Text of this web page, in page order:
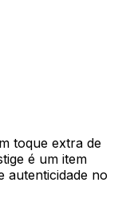
toque extra de
é um item
autenticidade no